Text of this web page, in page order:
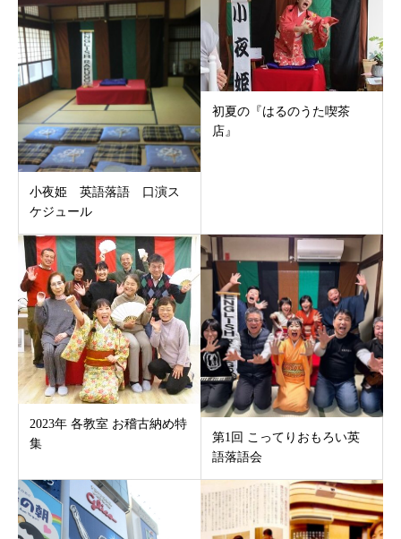
小夜姫 英語落語 口演ス
ケジュール
初夏の『はるのうた喫茶
店』
2023年 各教室 お稽古納め特
集
第1回 こってりおもろい英
語落語会